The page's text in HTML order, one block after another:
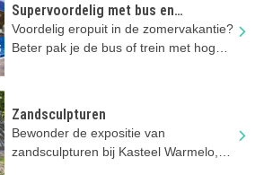
Supervoordelig met bus en
regionale trein
Voordelig eropuit in de zomervakantie?
Beter pak je de bus of trein met hoge
Zandsculpturen
Bewonder de expositie van
zandsculpturen bij Kasteel Warmelo,